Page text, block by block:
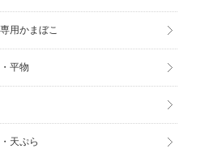
用かまぼこ
平物
天ぷら